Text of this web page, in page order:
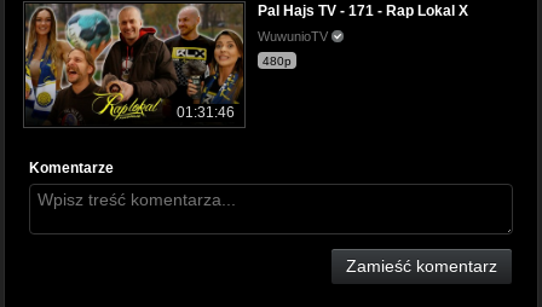
01:31:46
Pal Hajs TV - 171 - Rap Lokal X
WuwunioTV
480p
Komentarze
Zamieść komentarz